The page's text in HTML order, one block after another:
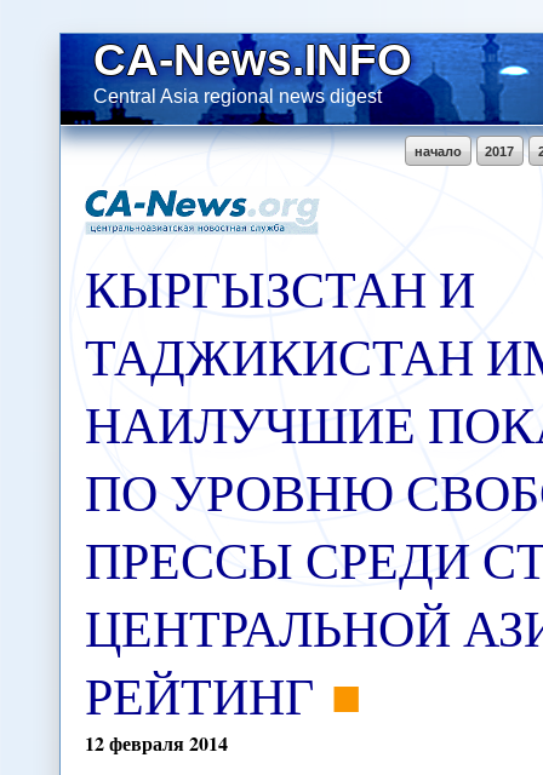
CA-News.INFO
Central Asia regional news digest
2017
начало
КЫРГЫЗСТАН И
ТАДЖИКИСТАН
НАИЛУЧШИЕ
ПО УРОВНЮ
ПРЕССЫ СРЕДИ
ЦЕНТРАЛЬНОЙ
РЕЙТИНГ
12февраля2014